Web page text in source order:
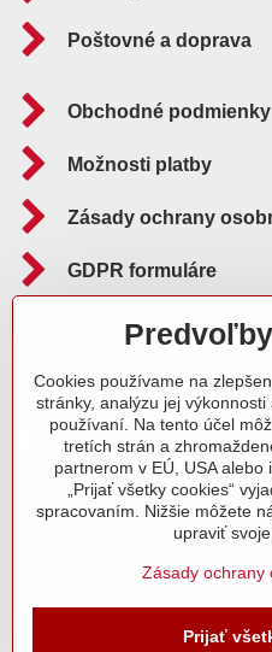
Poštovné a doprava
Obchodné podmienky
Možnosti platby
Zásady ochrany
GDPR formuláre
Reklamačný poriadok
Sledujte nás aj na:
Facebook Instagram
©2026
Cookies používame na
stránky, analýzu jej
používaní. Na tento účel
tretích strán a
partnerom v EÚ, USA
„Prijať všetky cookies“
spracovaním. Nižšie môžete
upraviť
Zásady ochrany
Prijať